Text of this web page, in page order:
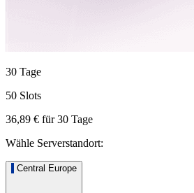
30 Tage
50 Slots
36,89 € für30 Tage
Wähle Serverstandort:
Central Europe